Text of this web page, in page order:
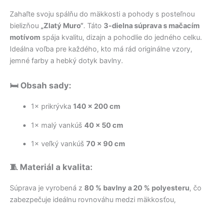
Zahaľte svoju spálňu do mäkkosti a pohody s posteľnou
bielizňou „Zlatý Muro“. Táto 3-dielna súprava s mačacím
motívom spája kvalitu, dizajn a pohodlie do jedného celku.
Ideálna voľba pre každého, kto má rád originálne vzory,
jemné farby a hebký dotyk bavlny.
🛏️ Obsah sady:
1× prikrývka 140 × 200 cm
1× malý vankúš 40 × 50 cm
1× veľký vankúš 70 × 90 cm
🧵 Materiál a kvalita:
Súprava je vyrobená z 80 % bavlny a 20 % polyesteru, čo
zabezpečuje ideálnu rovnováhu medzi mäkkosťou,